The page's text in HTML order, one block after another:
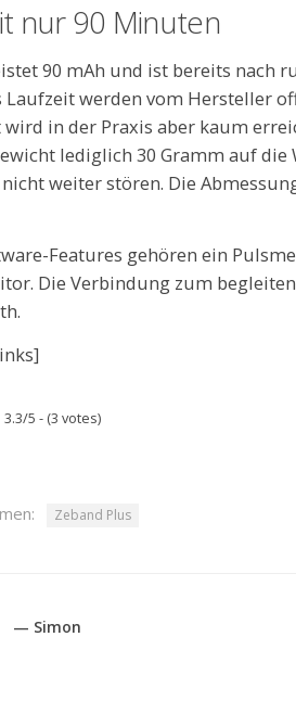
nur 90 Minuten
90 mAh und ist bereits nach
Laufzeit werden vom Hersteller
wird in der Praxis aber kaum
lediglich 30 Gramm auf die
weiter stören. Die
Features gehören ein
Die Verbindung zum
3.3/5 - (3 votes)
Zeband Plus
— Simon